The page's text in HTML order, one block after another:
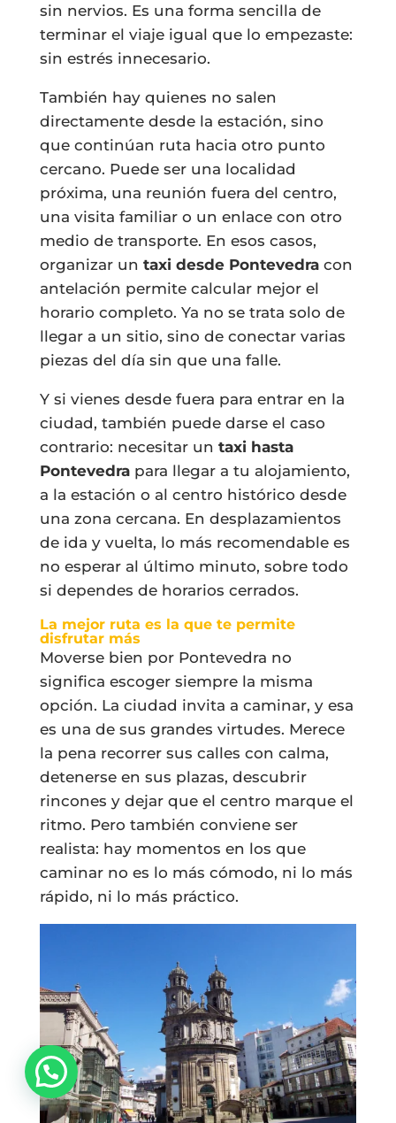
sin nervios. Es una forma sencilla de
terminar el viaje igual que lo empezaste:
sin estrés innecesario.
También hay quienes no salen
directamente desde la estación, sino
que continúan ruta hacia otro punto
cercano. Puede ser una localidad
próxima, una reunión fuera del centro,
una visita familiar o un enlace con otro
medio de transporte. En esos casos,
organizar un taxi desde Pontevedracon
antelación permite calcular mejor el
horario completo. Ya no se trata solo de
llegar a un sitio, sino de conectar varias
piezas del día sin que una falle.
Y si vienes desde fuera para entrar en la
ciudad, también puede darse el caso
contrario: necesitar un taxi hasta
Pontevedrapara llegar a tu alojamiento,
a la estación o al centro histórico desde
una zona cercana. En desplazamientos
de ida y vuelta, lo más recomendable es
no esperar al último minuto, sobre todo
si dependes de horarios cerrados.
La mejor ruta es la que te permite
disfrutar más
Moverse bien por Pontevedra no
significa escoger siempre la misma
opción. La ciudad invita a caminar, y esa
es una de sus grandes virtudes. Merece
la pena recorrer sus calles con calma,
detenerse en sus plazas, descubrir
rincones y dejar que el centro marque el
ritmo. Pero también conviene ser
realista: hay momentos en los que
caminar no es lo más cómodo, ni lo más
rápido, ni lo más práctico.